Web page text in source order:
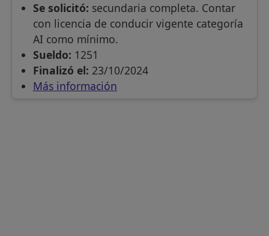
Se solicitó: secundaria completa. Contar
con licencia de conducir vigente categoría
AI como mínimo.
Sueldo: 1251
Finalizó el: 23/10/2024
Más información